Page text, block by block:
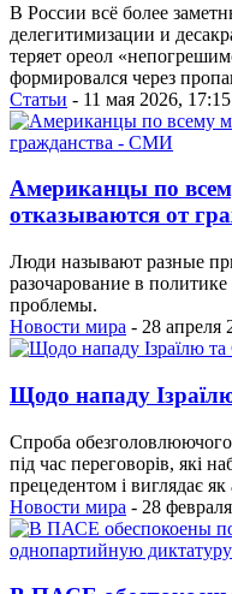
В России всё более
делегитимизации и
теряет ореол
формировался через
Статьи - 11 мая 2026, 17:15
Американцы по
отказываются от
Люди называют разные
разочарование в
проблемы.
Новости мира - 28 апреля
Щодо нападу
Спроба
під час переговорів, які
прецедентом і виглядає як
Новости мира - 28